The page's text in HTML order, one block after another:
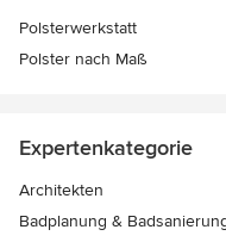
Polsterwerkstatt
Polster nach Maß
Expertenkategorie
Architekten
Badplanung &